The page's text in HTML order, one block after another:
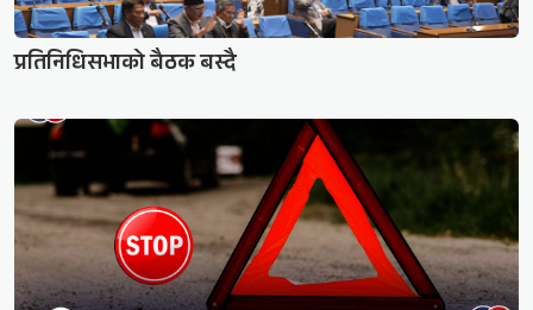
प्रतिनिधिसभाको बैठक बस्दै